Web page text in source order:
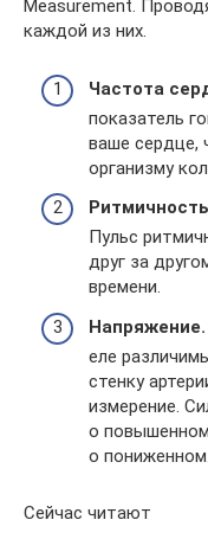
Measurement.
каждой из них.
Частота
показатель
ваше сердце,
организму
Пульс
друг за
времени.
Напряжение.
еле
стенку
измерение.
о
о пониженном.
Сейчас читают